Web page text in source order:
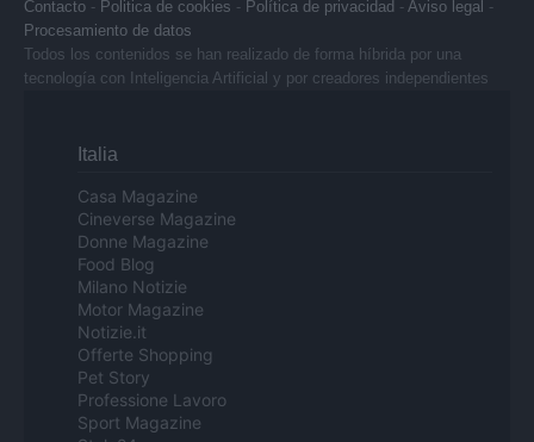
Contacto - Politica de cookies - Política de privacidad - Aviso legal -
Procesamiento de datos
Todos los contenidos se han realizado de forma híbrida por una
tecnología con Inteligencia Artificial y por creadores independientes
Italia
Casa Magazine
Cineverse Magazine
Donne Magazine
Food Blog
Milano Notizie
Motor Magazine
Notizie.it
Offerte Shopping
Pet Story
Professione Lavoro
Sport Magazine